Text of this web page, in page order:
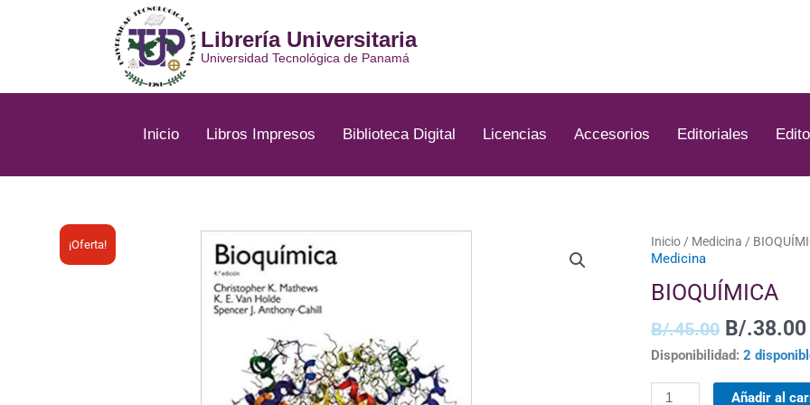
Librería Universitaria
Universidad Tecnológica de Panamá
Inicio Libros Impresos Biblioteca Digital Licencias Accesorios Editoriales
¡Oferta! Inicio / Medicina /
Medicina
BIOQUÍMICA
B/.45.00
El
original
era:
B/.45.00.
B/.38.00
Disponibilidad: 2
BIOQUÍMICA
cantidad
Añadir al